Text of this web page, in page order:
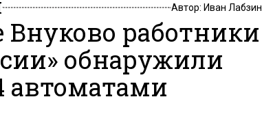
Автор: Иван Лабзин
Внуково работники
обнаружили
автоматами